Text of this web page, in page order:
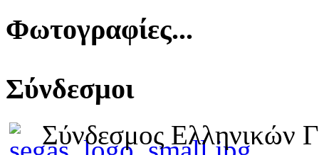
Φωτογραφίες...
Σύνδεσμοι
Σύνδεσμος Ελληνικών